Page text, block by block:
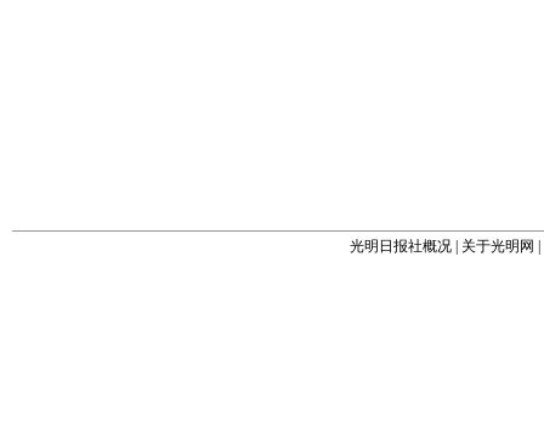
光明日报社概况 关于光明网